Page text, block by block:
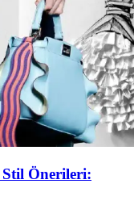
Önerileri: